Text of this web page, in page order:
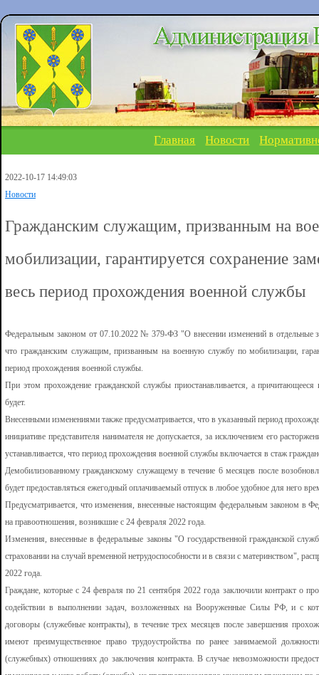
Главная Новости
2022-10-17 14:49:03
Новости
Гражданским служащим, призванным на
мобилизации, гарантируется сохранение
весь период прохождения военной службы
Федеральным законом от 07.10.2022 № 379-ФЗ "О внесении изменений в отдельные
что гражданским служащим, призванным на военную службу по мобилизации,
период прохождения военной службы.
При этом прохождение гражданской службы приостанавливается, а
будет.
Внесенными изменениями также предусматривается, что в указанный период
инициативе представителя нанимателя не допускается, за исключением его
устанавливается, что период прохождения военной службы включается в стаж
Демобилизованному гражданскому служащему в течение 6 месяцев после
будет предоставляться ежегодный оплачиваемый отпуск в любое удобное для него
Предусматривается, что изменения, внесенные настоящим федеральным законом в
на правоотношения, возникшие с 24 февраля 2022 года.
Изменения, внесенные в федеральные законы "О государственной гражданской
страховании на случай временной нетрудоспособности и в связи с материнством",
2022 года.
Граждане, которые с 24 февраля по 21 сентября 2022 года заключили контракт о
содействии в выполнении задач, возложенных на Вооруженные Силы РФ, и с
договоры (служебные контракты), в течение трех месяцев после завершения
имеют преимущественное право трудоустройства по ранее занимаемой
(служебных) отношениях до заключения контракта. В случае невозможности